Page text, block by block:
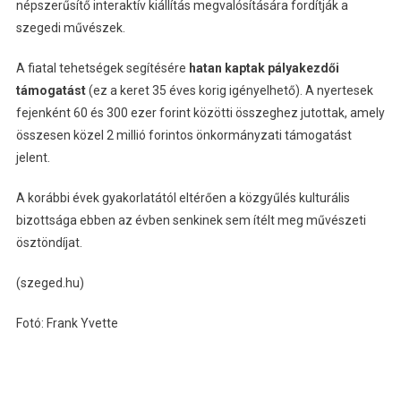
népszerűsítő interaktív kiállítás megvalósítására fordítják a
szegedi művészek.
A fiatal tehetségek segítésére hatan kaptak pályakezdői
támogatást(ez a keret 35 éves korig igényelhető). A nyertesek
fejenként 60 és 300 ezer forint közötti összeghez jutottak, amely
összesen közel 2 millió forintos önkormányzati támogatást
jelent.
A korábbi évek gyakorlatától eltérően a közgyűlés kulturális
bizottsága ebben az évben senkinek sem ítélt meg művészeti
ösztöndíjat.
(szeged.hu)
Fotó: Frank Yvette